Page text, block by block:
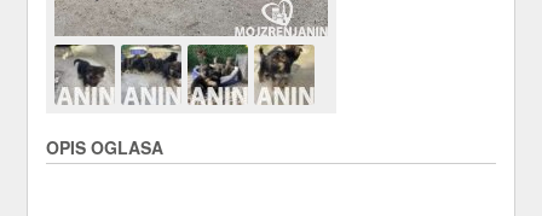
OPIS OGLASA